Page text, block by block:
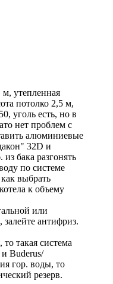
утепленная
потолко 2,5 м,
уголь есть, но в
нет проблем с
алюминиевые
32D и
бака разгонять
по системе
выбрать
к объему
или
антифриз.
такая система
и Buderus/
гор. воды, то
резерв.